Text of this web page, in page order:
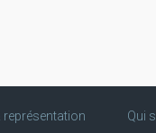
représentation Qui